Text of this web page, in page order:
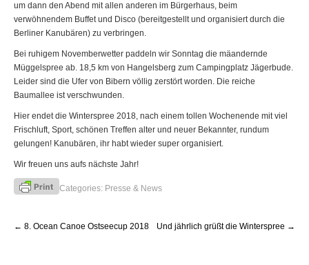
um dann den Abend mit allen anderen im Bürgerhaus, beim
verwöhnendem Buffet und Disco (bereitgestellt und organisiert durch die
Berliner Kanubären) zu verbringen.
Bei ruhigem Novemberwetter paddeln wir Sonntag die mäandernde
Müggelspree ab. 18,5 km von Hangelsberg zum Campingplatz Jägerbude.
Leider sind die Ufer von Bibern völlig zerstört worden. Die reiche
Baumallee ist verschwunden.
Hier endet die Winterspree 2018, nach einem tollen Wochenende mit viel
Frischluft, Sport, schönen Treffen alter und neuer Bekannter, rundum
gelungen! Kanubären, ihr habt wieder super organisiert.
Wir freuen uns aufs nächste Jahr!
Categories: Presse & News
navigation
← 8. Ocean Canoe Ostseecup 2018 Und jährlich grüßt die Winterspree →